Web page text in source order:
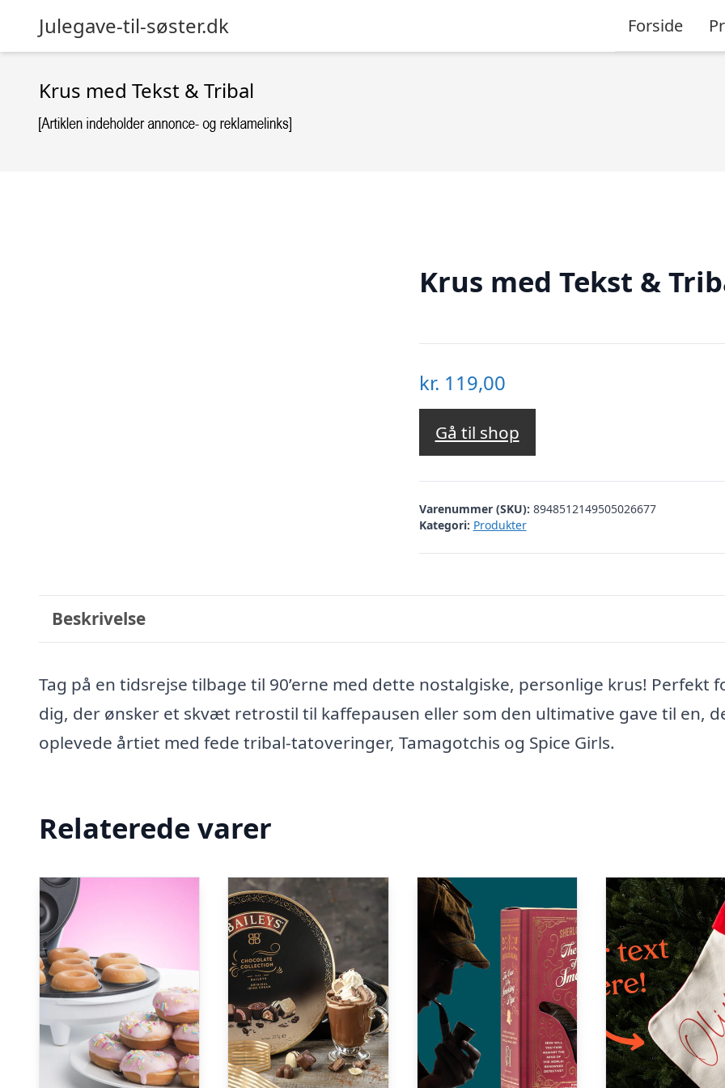
Julegave-til-søster.dk Forside
Krus med Tekst & Tribal
Krus med Tekst &
kr. 119,00
Gå til shop
Varenummer (SKU): 8948512149505026677
Kategori: Produkter
Beskrivelse
Tag på en tidsrejse tilbage til 90’erne med dette nostalgiske, personlige krus! Perfekt
dig, der ønsker et skvæt retrostil til kaffepausen eller som den ultimative gave til en,
oplevede årtiet med fede tribal-tatoveringer, Tamagotchis og Spice Girls.
Relaterede varer